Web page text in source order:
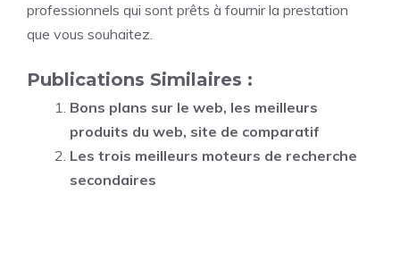
professionnels qui sont prêts à fournir la prestation
que vous souhaitez.
Publications Similaires :
Bons plans sur le web, les meilleurs
produits du web, site de comparatif
Les trois meilleurs moteurs de recherche
secondaires